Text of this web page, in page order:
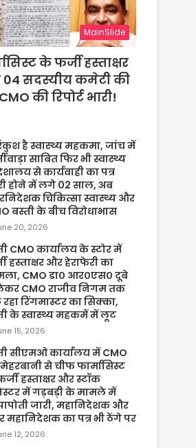
MainSlide
के फर्जी हस्ताक्षर
04 सदस्यीय कमेटी की
की रिपोर्ट भारी!
है स्वास्थ्य महकमा, जांच में
साबित फिर भी स्वास्थ्य
से कार्यवाही का पत्र
होने में लगे 02 साल, अब
चिकित्सा स्वास्थ्य और
बस्ती के बीच विरोधाभास
20, 2026
CMO कार्यालय के स्टोर में
हस्ताक्षर और हेराफेरी का
CMO डा० आर०एस० दूबे
CMO राजीव निगम तक
रिंगमास्टर का सिक्का,
के स्वास्थ्य महकमें में लूट
15, 2026
सीएमओ कार्यालय में CMO
से चीफ फार्मासिस्ट
हस्ताक्षर और स्टॉक
में गड़बड़ी के मामले में
जारी, महानिदेशक और
महानिदेशक का पत्र भी ठेंगे पर
12, 2026